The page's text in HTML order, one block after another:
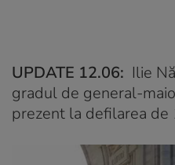
UPDATE 12.06: Ilie
gradul de general-
prezent la defilarea de